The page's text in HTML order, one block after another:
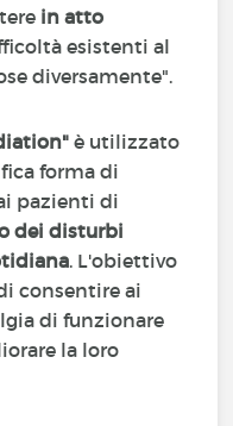
in atto
esistenti al
diversamente".
è utilizzato
forma di
pazienti di
dei disturbi
. L'obiettivo
consentire ai
di funzionare
la loro